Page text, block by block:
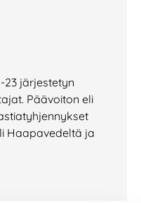
järjestetyn
Päävoiton eli
Haapavedeltä ja